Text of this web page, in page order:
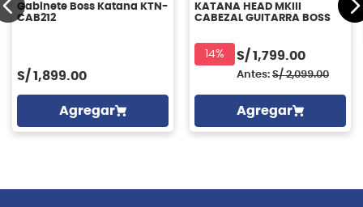
Gabinete Boss Katana KTN-
CAB212
S/1,899.00
Agregar
KATANA HEAD MKIII
CABEZAL GUITARRA BOSS
14% S/1,799.00
Antes: S/ 2,099.00
Agregar